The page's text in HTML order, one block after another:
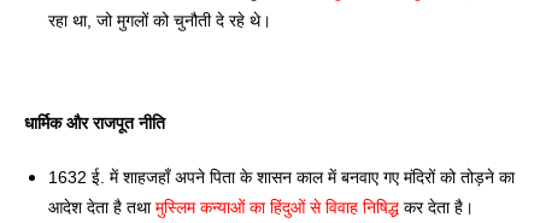
रहा था, जो मुगलों को चुनौती दे रहे थे।
धार्मिक और राजपूत नीति
1632 ई. में शाहजहाँ अपने पिता के शासन काल में बनवाए गए मंदिरों को तोड़ने का
आदेश देता है तथा मुस्लिम कन्याओं का हिंदुओं से विवाह निषिद्ध कर देता है।